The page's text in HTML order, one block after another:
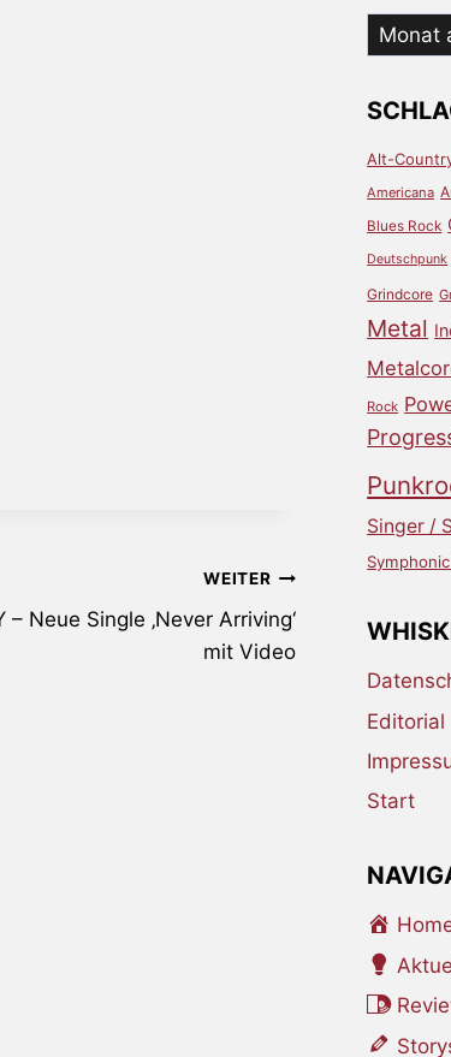
WEITER
– Neue Single ‚Never Arriving‘
mit Video
Aus
dem
Alt-
Americana
Blues Rock
Deutschpunk
Grindcore
Metal
Rock
Singer /
Editorial
Start